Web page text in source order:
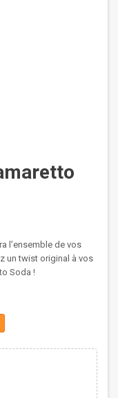
l’ensemble de vos
un twist original à vos
Soda !